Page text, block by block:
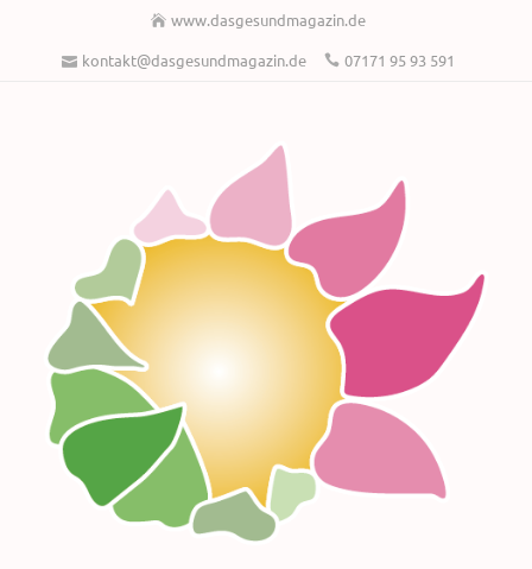
www.dasgesundmagazin.de
kontakt@dasgesundmagazin.de
07171 95 93 591